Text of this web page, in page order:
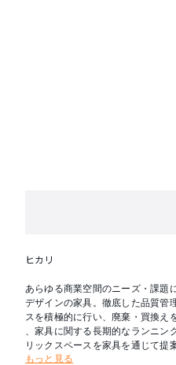
ヒカリ
あらゆる商業空間のニーズ・課題
デザインの家具。徹底した品質管
スを積極的に行い、廃棄・買換え
、家具に関する長期的なランニン
リックスペースを家具を通じて提
もっと見る